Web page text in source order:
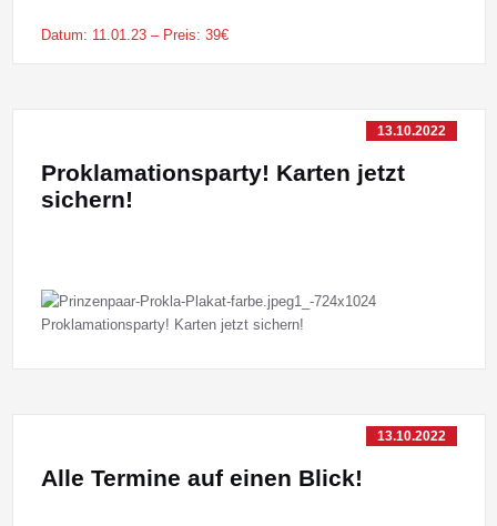
Datum: 11.01.23 – Preis: 39€
13.10.2022
Proklamationsparty! Karten jetzt
sichern!
13.10.2022
Alle Termine auf einen Blick!